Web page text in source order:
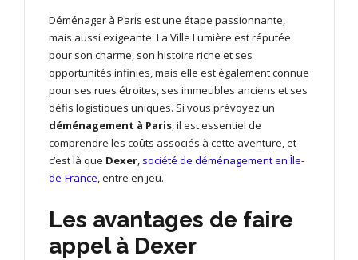
Déménager à Paris est une étape passionnante,
mais aussi exigeante. La Ville Lumière est réputée
pour son charme, son histoire riche et ses
opportunités infinies, mais elle est également connue
pour ses rues étroites, ses immeubles anciens et ses
défis logistiques uniques. Si vous prévoyez un
déménagement à Paris, il est essentiel de
comprendre les coûts associés à cette aventure, et
c’est là que Dexer, société de déménagement en Île-
de-France, entre en jeu.
Les avantages de faire
appel à Dexer